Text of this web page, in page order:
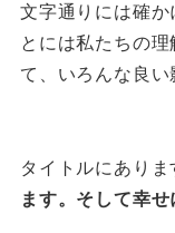
文字通りには確か
とには私たちの
て、いろんな良い
タイトルにあり
ます。そして幸せ